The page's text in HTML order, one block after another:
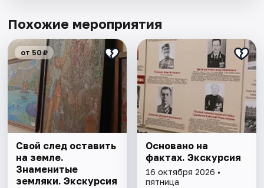
Похожие мероприятия
от 50 ₽
Свой след оставить
на земле.
Знаменитые
земляки. Экскурсия
Основано на
фактах. Экскурсия
16 октября 2026 •
пятница